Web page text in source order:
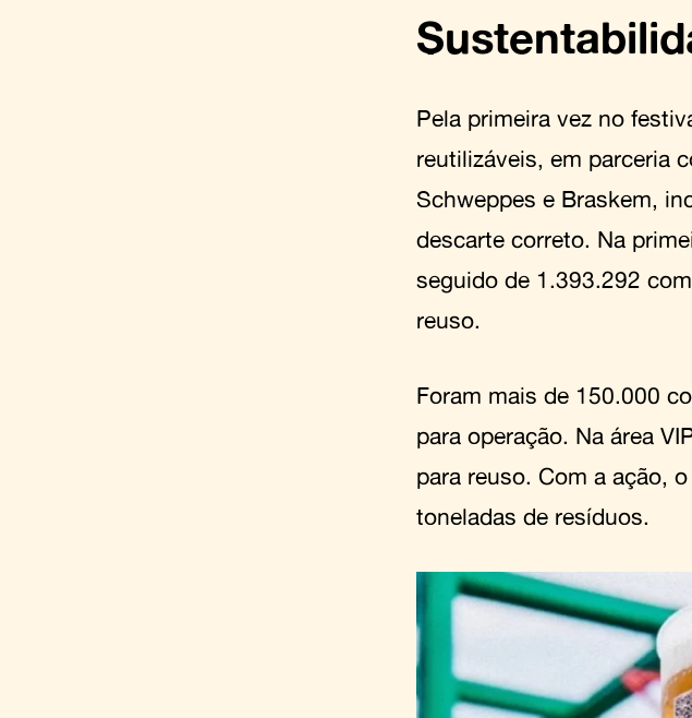
Pela primeira vez no
reutilizáveis, em parceria
Schweppes e Braskem,
descarte correto. Na
seguido de 1.393.292
reuso.
Foram mais de 150.000
para operação. Na área
para reuso. Com a ação,
toneladas de resíduos.